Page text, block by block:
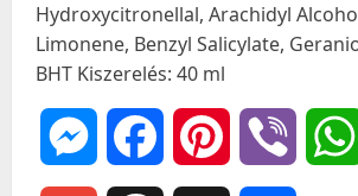
Hydroxycitronellal, Arachidyl
Limonene, Benzyl Salicylate,
BHT Kiszerelés: 40 ml
MessengerFacebookPinterest Viber